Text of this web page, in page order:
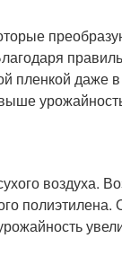
пленкой даже
воздуха.